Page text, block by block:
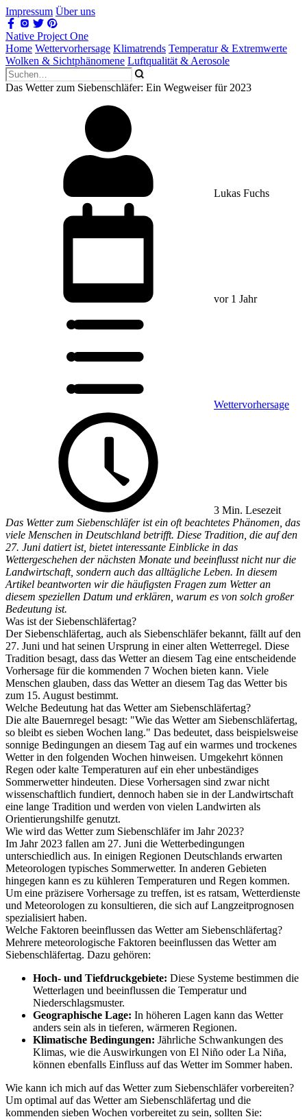
Impressum Über uns
Native Project One
Home Wettervorhersage Klimatrends Temperatur & Extremwerte
Wolken & Sichtphänomene Luftqualität & Aerosole
Das Wetter zum Siebenschläfer: Ein Wegweiser für 2023
Lukas Fuchs
vor 1 Jahr
Wettervorhersage
3 Min. Lesezeit
Das Wetter zum Siebenschläfer ist ein oft beachtetes Phänomen, das
viele Menschen in Deutschland betrifft. Diese Tradition, die auf den
27. Juni datiert ist, bietet interessante Einblicke in das
Wettergeschehen der nächsten Monate und beeinflusst nicht nur die
Landwirtschaft, sondern auch das alltägliche Leben. In diesem
Artikel beantworten wir die häufigsten Fragen zum Wetter an
diesem speziellen Datum und erklären, warum es von solch großer
Bedeutung ist.
Was ist der Siebenschläfertag?
Der Siebenschläfertag, auch als Siebenschläfer bekannt, fällt auf den
27. Juni und hat seinen Ursprung in einer alten Wetterregel. Diese
Tradition besagt, dass das Wetter an diesem Tag eine entscheidende
Vorhersage für die kommenden 7 Wochen bieten kann. Viele
Menschen glauben, dass das Wetter an diesem Tag das Wetter bis
zum 15. August bestimmt.
Welche Bedeutung hat das Wetter am Siebenschläfertag?
Die alte Bauernregel besagt: "Wie das Wetter am Siebenschläfertag,
so bleibt es sieben Wochen lang." Das bedeutet, dass beispielsweise
sonnige Bedingungen an diesem Tag auf ein warmes und trockenes
Wetter in den folgenden Wochen hinweisen. Umgekehrt können
Regen oder kalte Temperaturen auf ein eher unbeständiges
Sommerwetter hindeuten. Diese Vorhersagen sind zwar nicht
wissenschaftlich fundiert, dennoch haben sie in der Landwirtschaft
eine lange Tradition und werden von vielen Landwirten als
Orientierungshilfe genutzt.
Wie wird das Wetter zum Siebenschläfer im Jahr 2023?
Im Jahr 2023 fallen am 27. Juni die Wetterbedingungen
unterschiedlich aus. In einigen Regionen Deutschlands erwarten
Meteorologen typisches Sommerwetter. In anderen Gebieten
hingegen kann es zu kühleren Temperaturen und Regen kommen.
Um eine präzisere Vorhersage zu treffen, ist es ratsam, Wetterdienste
und Meteorologen zu konsultieren, die sich auf Langzeitprognosen
spezialisiert haben.
Welche Faktoren beeinflussen das Wetter am Siebenschläfertag?
Mehrere meteorologische Faktoren beeinflussen das Wetter am
Siebenschläfertag. Dazu gehören:
Hoch- und Tiefdruckgebiete: Diese Systeme bestimmen die
Wetterlagen und beeinflussen die Temperatur und
Niederschlagsmuster.
Geographische Lage: In höheren Lagen kann das Wetter
anders sein als in tieferen, wärmeren Regionen.
Klimatische Bedingungen: Jährliche Schwankungen des
Klimas, wie die Auswirkungen von El Niño oder La Niña,
können ebenfalls Einfluss auf das Wetter im Sommer haben.
Wie kann ich mich auf das Wetter zum Siebenschläfer vorbereiten?
Um optimal auf das Wetter am Siebenschläfertag und die
kommenden sieben Wochen vorbereitet zu sein, sollten Sie: